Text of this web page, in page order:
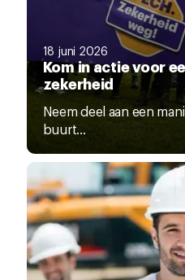
18 juni 2026
Kom in actie voor
zekerheid
Neem deel aan een
buurt...